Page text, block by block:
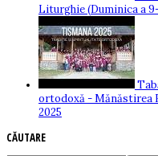
Liturghie (Duminica a
ortodoxă - Mănăstirea
2025
CĂUTARE